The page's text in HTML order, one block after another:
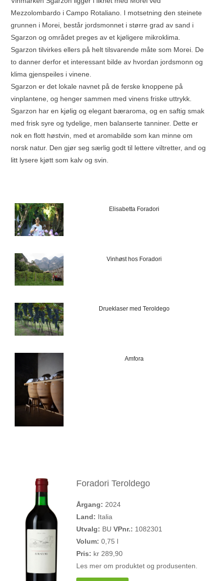
Mezzolombardo i Campo Rotaliano. I motsetning den steinete
grunnen i Morei, består jordsmonnet i større grad av sand i
Sgarzon og området preges av et kjøligere mikroklima.
Sgarzon tilvirkes ellers på helt tilsvarende måte som Morei. De
to danner derfor et interessant bilde av hvordan jordsmonn og
klima gjenspeiles i vinene.
Sgarzon er det lokale navnet på de ferske knoppene på
vinplantene, og henger sammen med vinens friske uttrykk.
Sgarzon har en kjølig og elegant bæraroma, og en saftig smak
med frisk syre og tydelige, men balanserte tanniner. Dette er
nok en flott høstvin, med et aromabilde som kan minne om
norsk natur. Den gjør seg særlig godt til lettere viltretter, and og
litt lysere kjøtt som kalv og svin.
Elisabetta Foradori
Vinhøst hos Foradori
Drueklaser med Teroldego
Amfora
Foradori Teroldego
Årgang: 2024
Land: Italia
Utvalg: BU VPnr.: 1082301
Volum: 0,75 l
Pris: kr 289,90
Les mer om produktet og produsenten.